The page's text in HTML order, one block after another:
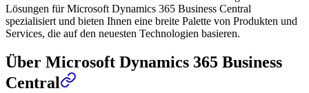
Lösungen für Microsoft Dynamics 365 Business Central
spezialisiert und bieten Ihnen eine breite Palette von Produkten und
Services, die auf den neuesten Technologien basieren.
Über Microsoft Dynamics 365 Business
Central